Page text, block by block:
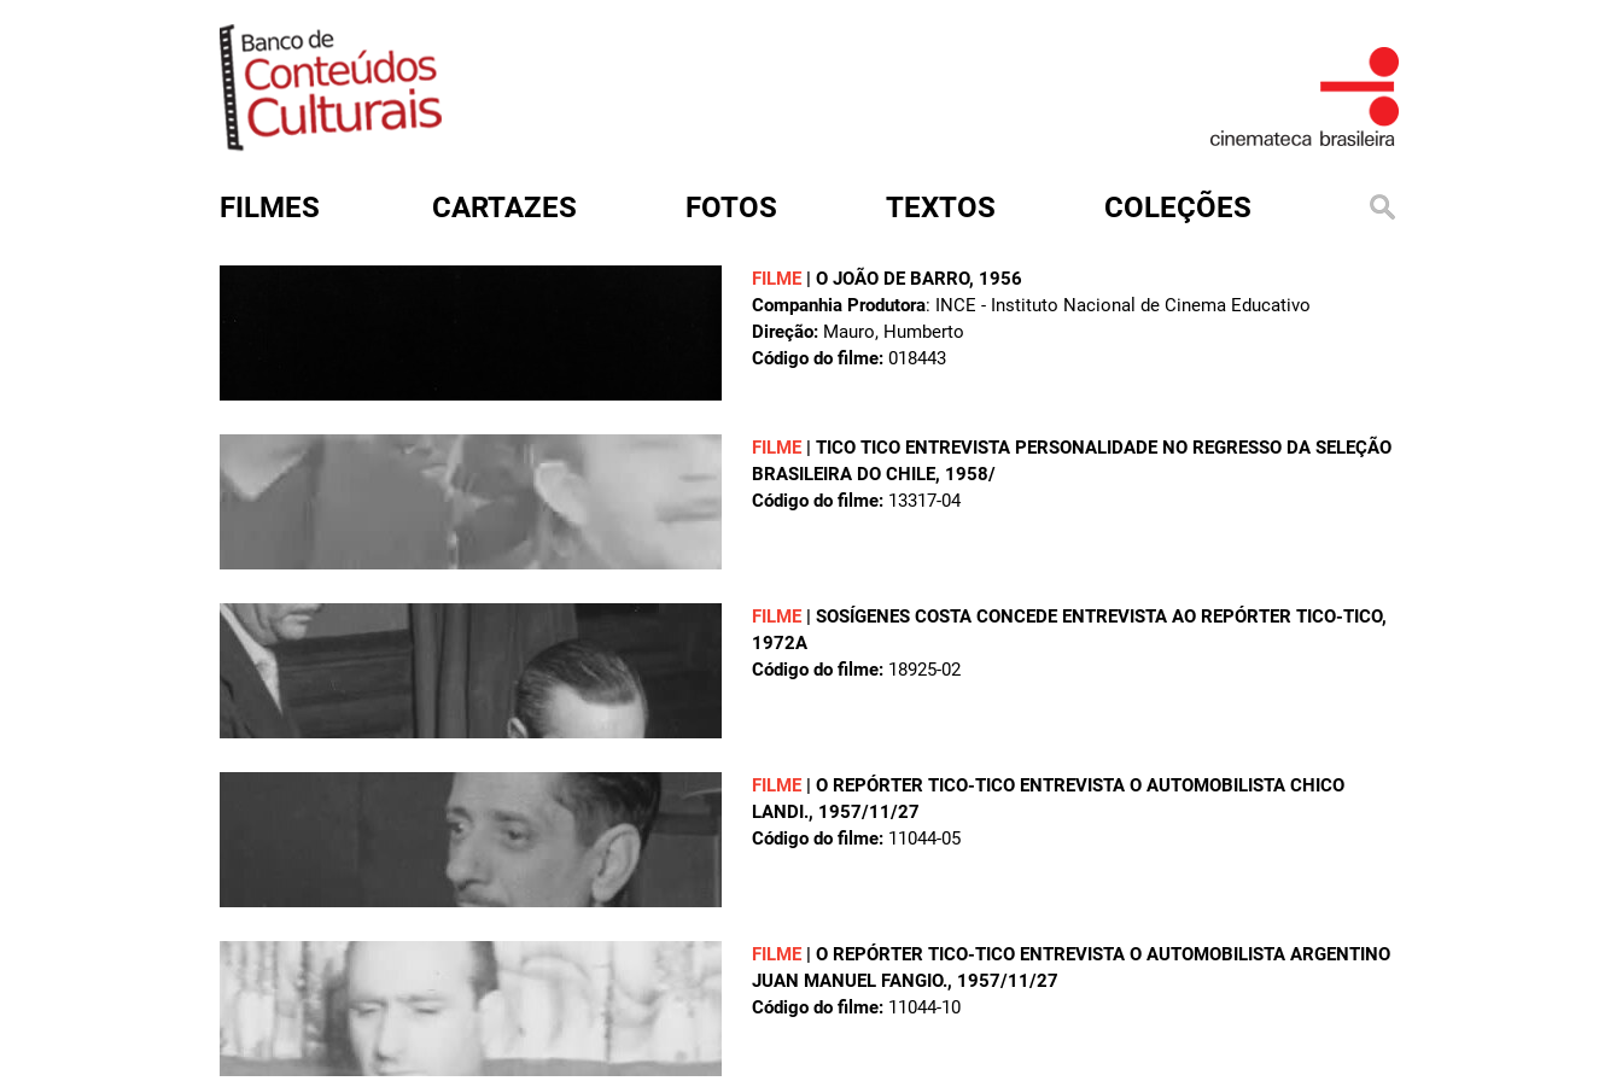
FILMES CARTAZES FOTOS TEXTOS COLEÇÕES
FILME | O JOÃO DE BARRO, 1956
Companhia Produtora: INCE - Instituto Nacional de Cinema Educativo
Direção: Mauro, Humberto
Código do filme: 018443
FILME | TICO TICO ENTREVISTA PERSONALIDADE NO REGRESSO DA SELEÇÃO
BRASILEIRA DO CHILE, 1958/
Código do filme: 13317-04
FILME | SOSÍGENES COSTA CONCEDE ENTREVISTA AO REPÓRTER TICO-TICO,
1972A
Código do filme: 18925-02
FILME | O REPÓRTER TICO-TICO ENTREVISTA O AUTOMOBILISTA CHICO
LANDI., 1957/11/27
Código do filme: 11044-05
FILME | O REPÓRTER TICO-TICO ENTREVISTA O AUTOMOBILISTA ARGENTINO
JUAN MANUEL FANGIO., 1957/11/27
Código do filme: 11044-10